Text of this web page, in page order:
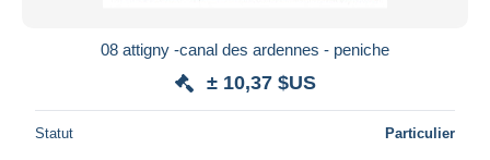
08 attigny -canal des ardennes - peniche
± 10,37 $US
Statut Particulier